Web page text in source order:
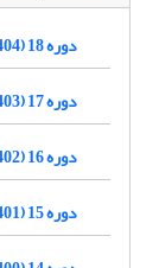
دوره 18 (1404)
دوره 17 (1403)
دوره 16 (1402)
دوره 15 (1401)